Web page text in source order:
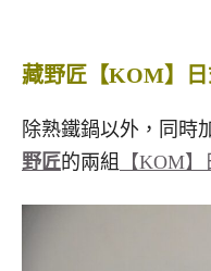
藏野匠【KOM】
除熟鐵鍋以外，同時
野匠的兩組 【KOM